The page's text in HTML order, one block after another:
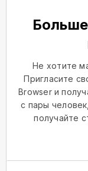
Не хотите
Пригласите
Browser и
с пары
получайте